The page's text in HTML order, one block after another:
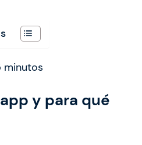
minutos
app y para qué